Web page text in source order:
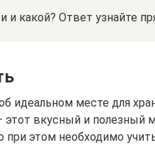
и какой? Ответ узнайте
идеальном месте для
вкусный и полезный
при этом необходимо